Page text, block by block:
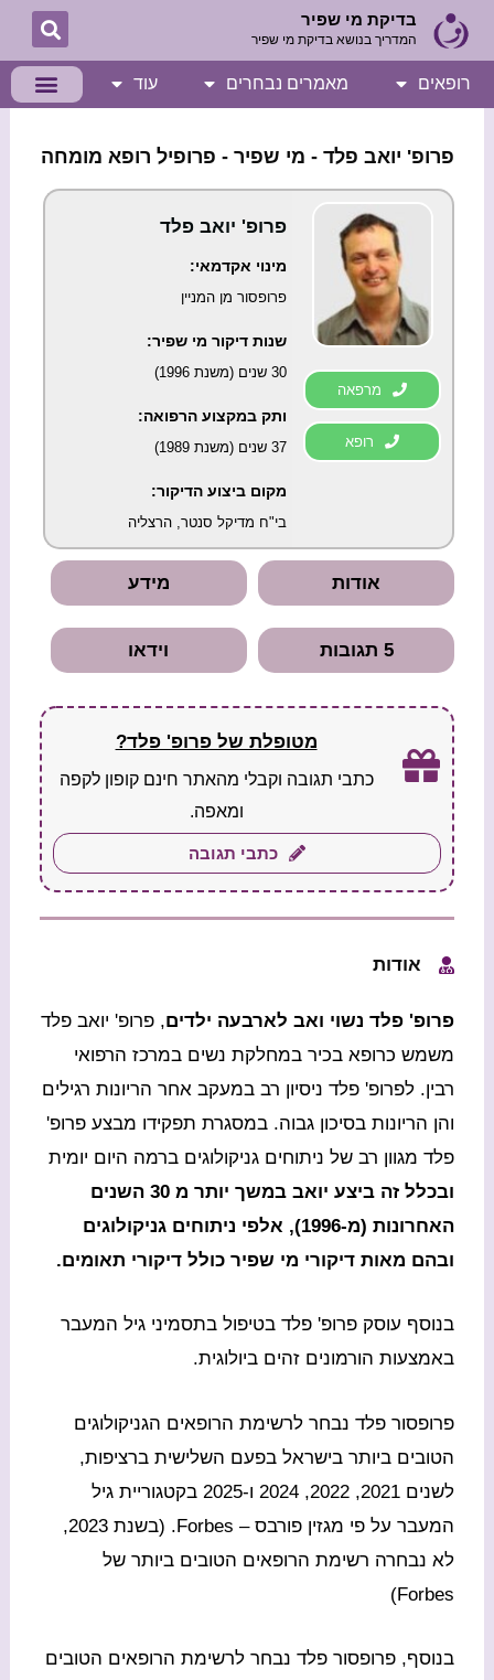
דילוג
לתוכן
בדיקת מי שפיר
המדריך בנושא בדיקת מי שפיר
רופאים מאמרים נבחרים עוד
פרופ' יואב פלד - מי שפיר - פרופיל רופא מומחה
מרפאה
רופא
פרופ' יואב פלד
מינוי אקדמאי:
פרופסור מן המניין
שנות דיקור מי שפיר:
30 שנים (משנת 1996)
ותק במקצוע הרפואה:
37 שנים (משנת 1989)
מקום ביצוע הדיקור:
בי"ח מדיקל סנטר, הרצליה
אודות מידע
5 תגובות וידאו
מטופלת של פרופ' פלד?
כתבי תגובה וקבלי מהאתר חינם קופון לקפה
ומאפה.
כתבי תגובה
אודות
פרופ' פלד נשוי ואב לארבעה ילדים, פרופ' יואב פלד
משמש כרופא בכיר במחלקת נשים במרכז הרפואי
רבין. לפרופ' פלד ניסיון רב במעקב אחר הריונות רגילים
והן הריונות בסיכון גבוה. במסגרת תפקידו מבצע פרופ'
פלד מגוון רב של ניתוחים גניקולוגים ברמה היום יומית
ובכלל זה ביצע יואב במשך יותר מ 30 השנים
האחרונות (מ-1996), אלפי ניתוחים גניקולוגים
ובהם מאות דיקורי מי שפיר כולל דיקורי תאומים.
בנוסף עוסק פרופ' פלד בטיפול בתסמיני גיל המעבר
באמצעות הורמונים זהים ביולוגית.
פרופסור פלד נבחר לרשימת הרופאים הגניקולוגים
הטובים ביותר בישראל בפעם השלישית ברציפות,
לשנים 2021, 2022, 2024 ו-2025 בקטגוריית גיל
המעבר על פי מגזין פורבס – Forbes. (בשנת 2023,
לא נבחרה רשימת הרופאים הטובים ביותר של
Forbes)
בנוסף, פרופסור פלד נבחר לרשימת הרופאים הטובים